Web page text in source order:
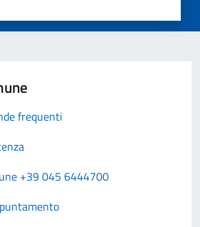
frequenti
+39 045 6444700